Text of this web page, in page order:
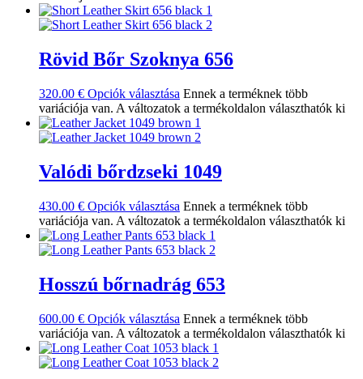
Rövid Bőr Szoknya 656
320.00 € Opciók választása Ennek a terméknek több
variációja van. A változatok a termékoldalon választhatók ki
Valódi bőrdzseki 1049
430.00 € Opciók választása Ennek a terméknek több
variációja van. A változatok a termékoldalon választhatók ki
Hosszú bőrnadrág 653
600.00 € Opciók választása Ennek a terméknek több
variációja van. A változatok a termékoldalon választhatók ki